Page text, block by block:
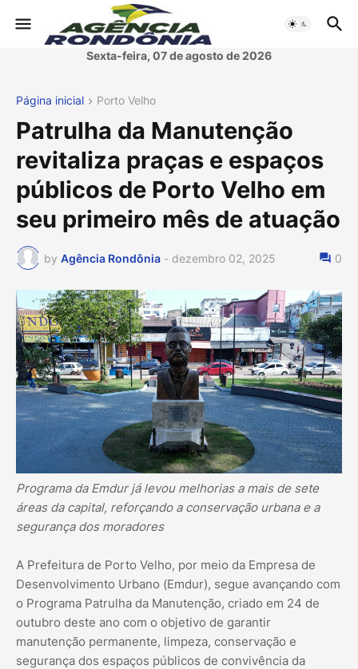
Sexta-feira, 07 de agosto de 2026
Página inicial Porto Velho
Patrulha da Manutenção
revitaliza praças e espaços
públicos de Porto Velho em
seu primeiro mês de atuação
by Agência Rondônia - dezembro 02, 2025 0
Programa da Emdur já levou melhorias a mais de sete
áreas da capital, reforçando a conservação urbana e a
segurança dos moradores
A Prefeitura de Porto Velho, por meio da Empresa de
Desenvolvimento Urbano (Emdur), segue avançando com
o Programa Patrulha da Manutenção, criado em 24 de
outubro deste ano com o objetivo de garantir
manutenção permanente, limpeza, conservação e
segurança dos espaços públicos de convivência da